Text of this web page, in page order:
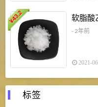
¥
43.2 软脂酸
- 2年前
2021-
标签